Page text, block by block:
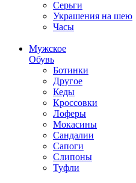
Серьги
Украшения на шею
Часы
Мужское
Обувь
Ботинки
Другое
Кеды
Кроссовки
Лоферы
Мокасины
Сандалии
Сапоги
Слипоны
Туфли